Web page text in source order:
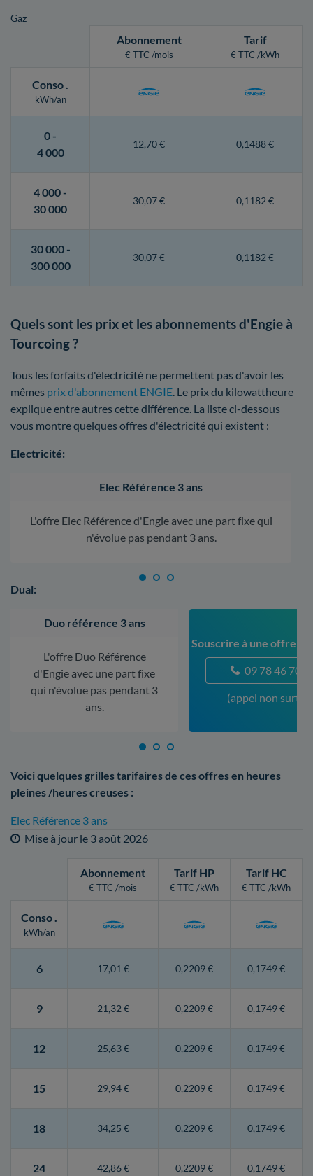
Gaz
Abonnement
€ TTC /mois
Tarif
€ TTC /kWh
Conso.
kWh/an
0 -
4 000
12,70 € 0,1488 €
4 000 -
30 000
30,07 € 0,1182 €
30 000 -
300 000
30,07 € 0,1182 €
Quels sont les prix et les abonnements d'Engie à
Tourcoing ?
Tous les forfaits d'électricité ne permettent pas d'avoir les
mêmes prix d'abonnement ENGIE. Le prix du kilowattheure
explique entre autres cette différence. La liste ci-dessous
vous montre quelques offres d'électricité qui existent :
Electricité:
Elec Référence 3 ans
L'offre Elec Référence d'Engie avec une part fixe qui
n'évolue pas pendant 3 ans.
Dual:
Duo référence 3 ans
L'offre Duo Référence
d'Engie avec une part fixe
qui n'évolue pas pendant 3
ans.
Souscrire à une offre à
09 78 46 70
(appel non
Voici quelques grilles tarifaires de ces offres en heures
pleines /heures creuses :
Elec Référence 3 ans
Mise à jour le 3 août 2026
Abonnement
€ TTC /mois
Tarif HP
€ TTC /kWh
Tarif HC
€ TTC /kWh
Conso.
kWh/an
6 17,01 € 0,2209 € 0,1749 €
9 21,32 € 0,2209 € 0,1749 €
12 25,63 € 0,2209 € 0,1749 €
15 29,94 € 0,2209 € 0,1749 €
18 34,25 € 0,2209 € 0,1749 €
24 42,86 € 0,2209 € 0,1749 €